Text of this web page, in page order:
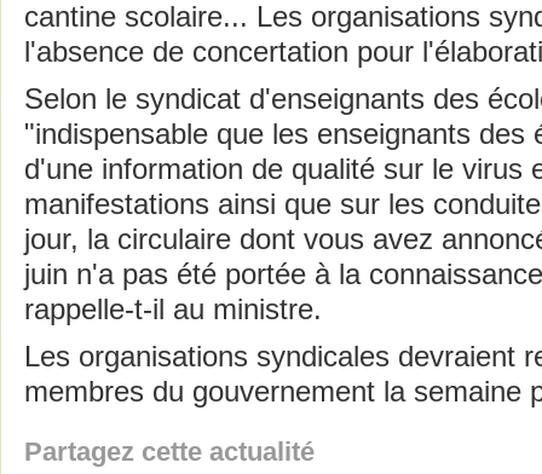
cantine scolaire... Les organisations
l'absence de concertation pour
Selon le syndicat d'enseignants des
"indispensable que les enseignants des
d'une information de qualité sur le virus
manifestations ainsi que sur les
jour, la circulaire dont vous avez
juin n'a pas été portée à la
rappelle-t-il au ministre.
Les organisations syndicales devraient
membres du gouvernement la semaine
Partagez cette actualité